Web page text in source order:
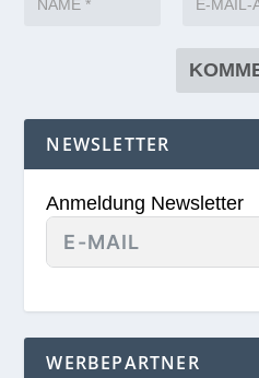
NEWSLETTER
Anmeldung Newsletter
WERBEPARTNER